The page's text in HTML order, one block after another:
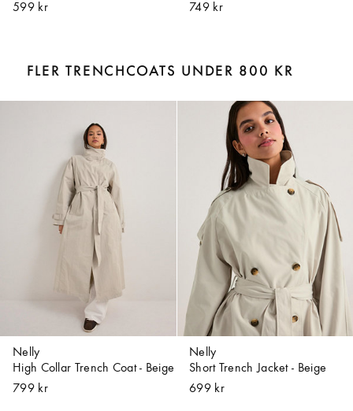
599 kr
749 kr
FLER TRENCHCOATS UNDER 800 KR
Nelly
High Collar Trench Coat - Beige
799 kr
Nelly
Short Trench Jacket - Beige
699 kr